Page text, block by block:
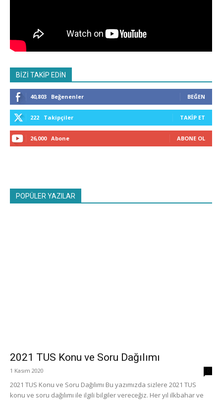
BİZİ TAKİP EDİN
40,803 Beğenenler BEĞEN
222 Takipçiler TAKIP ET
26,000 Abone ABONE OL
POPÜLER YAZILAR
2021 TUS Konu ve Soru Dağılımı
1 Kasım 2020
2021 TUS Konu ve Soru Dağılımı Bu yazımızda sizlere 2021 TUS
konu ve soru dağılımı ile ilgili bilgiler vereceğiz. Her yıl ilkbahar ve